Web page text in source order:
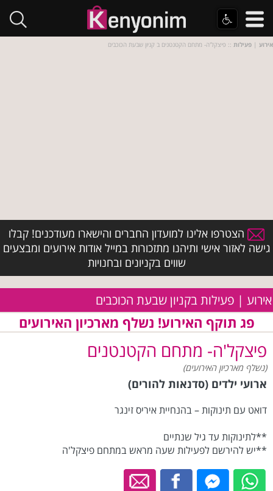
אירוע | פעילות :: פיצקל'ה- מתחם הקטנטנים ב קניון שבעת הכוכבים
הצטרפו אלינו למועדון החברים והישארו מעודכנים! קבלו
גישה לאזור אישי ותיהנו מתזכורות במייל אודות אירועים ומבצעים
שווים בקניונים ובחנויות
אירוע | פעילות בקניון שבעת הכוכבים
פג תוקף האירוע! נשלף מארכיון האירועים
פיצקל'ה- מתחם הקטנטנים
(נשלף מארכיון האירועים)
ארועי ילדים (סדנאות להורים)
דואט עם תינוקות – בהנחיית איריס זינגר
**לתינוקות עד גיל שנתיים
**יש להירשם לפעילות שעה מראש במתחם פיצקל'ה